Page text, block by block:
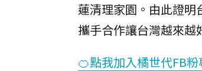
蓮清理家園。由此證
攜手合作讓台灣越來越
🍊點我加入橘世代FB